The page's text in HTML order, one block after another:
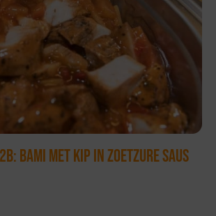
BAMI MET KIP IN ZOETZURE SAUS